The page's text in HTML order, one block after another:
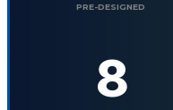
PRE-DESIGNED
8